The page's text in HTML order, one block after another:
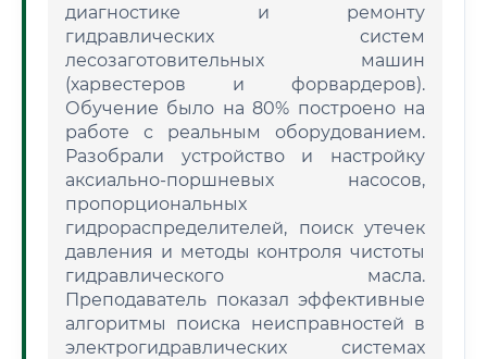
диагностике и ремонту
гидравлических систем
лесозаготовительных машин
(харвестеров и форвардеров).
Обучение было на 80% построено на
работе с реальным оборудованием.
Разобрали устройство и настройку
аксиально-поршневых насосов,
пропорциональных
гидрораспределителей, поиск утечек
давления и методы контроля чистоты
гидравлического масла.
Преподаватель показал эффективные
алгоритмы поиска неисправностей в
электрогидравлических системах